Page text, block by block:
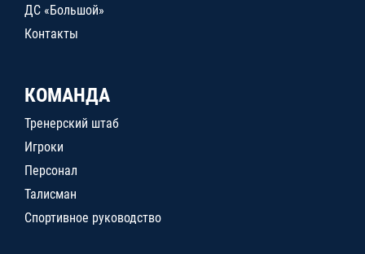
ДС «Большой»
Контакты
КОМАНДА
Тренерский штаб
Игроки
Персонал
Талисман
Спортивное руководство